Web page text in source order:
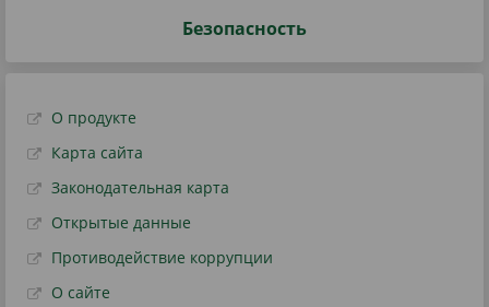
Безопасность
О продукте
Карта сайта
Законодательная карта
Открытые данные
Противодействие коррупции
О сайте